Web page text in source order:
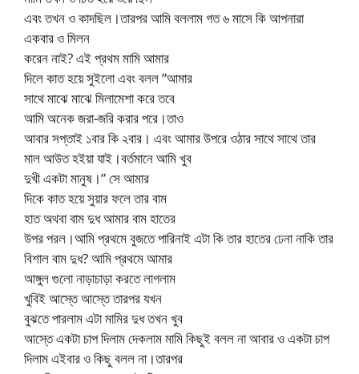
এবং তখন ও কাদছিল।তারপর আমি বললাম গত ৬ মাসে কি আপনারা
একবার ও মিলন
করেন নাই? এই প্রথম মামি আমার
দিলে কাত হয়ে সুইলো এবং বলল ”আমার
সাথে মাঝে মাঝে মিলামেশা করে তবে
আমি অনেক জরা-জরি করার পরে।তাও
আবার সপ্তাই ১বার কি ২বার। এবং আমার উপরে ওঠার সাথে সাথে তার
মাল আউত হইয়া যাই।বর্তমানে আমি খুব
দুখী একটা মানুষ।” সে আমার
দিকে কাত হয়ে সুয়ার ফলে তার বাম
হাত অথবা বাম দুধ আমার বাম হাতের
উপর পরল।আমি প্রথমে বুজতে পারিনাই এটা কি তার হাতের ঢেনা নাকি তার
বিশাল বাম দুধ? আমি প্রথমে আমার
আঙ্গুল গুলো নাড়াচাড়া করতে লাগলাম
খুবিই আস্তে আস্তে তারপর যখন
বুঝতে পারলাম এটা মামির দুধ তখন খুব
আস্তে একটা চাপ দিলাম দেকলাম মামি কিছুই বলল না আবার ও একটা চাপ
দিলাম এইবার ও কিছু বলল না।তারপর